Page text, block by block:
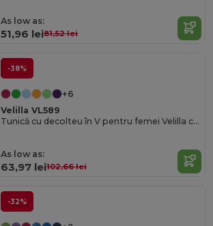
As low as:
51,96 lei81,52 lei
-38%
+6
Velilla VL589
Tunică cu decolteu în V pentru femei Velilla cu buzunare practice
As low as:
63,97 lei102,66 lei
-32%